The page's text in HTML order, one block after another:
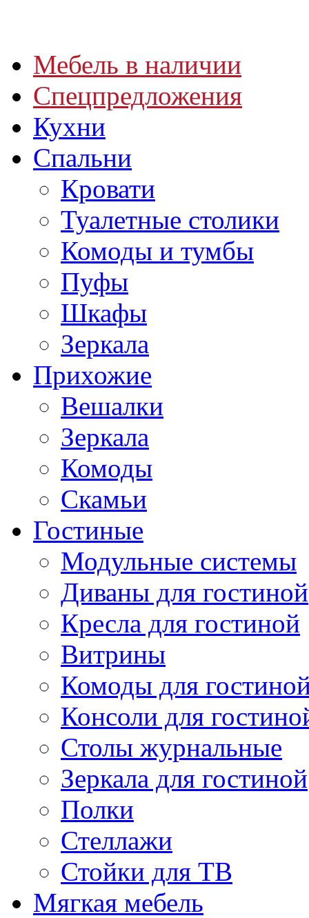
Мебель в наличии
Спецпредложения
Кухни
Спальни
Кровати
Туалетные столики
Комоды и тумбы
Пуфы
Шкафы
Зеркала
Прихожие
Вешалки
Зеркала
Комоды
Скамьи
Гостиные
Модульные системы
Диваны для гостиной
Кресла для гостиной
Витрины
Комоды для
Консоли для
Столы журнальные
Зеркала для гостиной
Полки
Стеллажи
Стойки для ТВ
Мягкая мебель